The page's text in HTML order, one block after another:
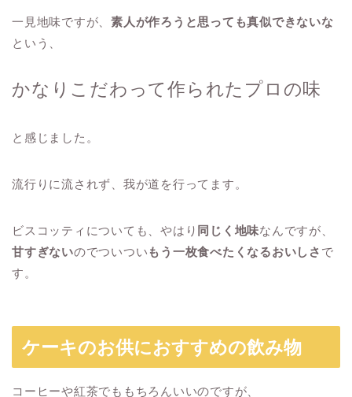
一見地味ですが、素人が作ろうと思っても真似できないな
という、
かなりこだわって作られたプロの味
と感じました。
流行りに流されず、我が道を行ってます。
ビスコッティについても、やはり 同じく地味なんですが、
甘すぎないのでついつい もう一枚食べたくなるおいしさ で
す。
ケーキのお供におすすめの飲み物
コーヒーや紅茶でももちろんいいのですが、